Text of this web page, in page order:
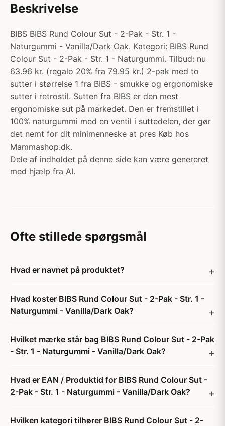
Beskrivelse
BIBS BIBS Rund Colour Sut - 2-Pak - Str. 1 -
Naturgummi - Vanilla/Dark Oak. Kategori: BIBS Rund
Colour Sut - 2-Pak - Str. 1 - Naturgummi. Tilbud: nu
63.96 kr. (regalo 20% fra 79.95 kr.) 2-pak med to
sutter i størrelse 1 fra BIBS - smukke og ergonomiske
sutter i retrostil. Sutten fra BIBS er den mest
ergonomiske sut på markedet. Den er fremstillet i
100% naturgummi med en ventil i suttedelen, der gør
det nemt for dit minimenneske at pres Køb hos
Mammashop.dk.
Dele af indholdet på denne side kan være genereret
med hjælp fra AI.
Ofte stillede spørgsmål
Hvad er navnet på produktet?
Hvad koster BIBS Rund Colour Sut - 2-Pak - Str. 1 -
Naturgummi - Vanilla/Dark Oak?
Hvilket mærke står bag BIBS Rund Colour Sut - 2-Pak
- Str. 1 - Naturgummi - Vanilla/Dark Oak?
Hvad er EAN / Produktid for BIBS Rund Colour Sut -
2-Pak - Str. 1 - Naturgummi - Vanilla/Dark Oak?
Hvilken kategori tilhører BIBS Rund Colour Sut - 2-